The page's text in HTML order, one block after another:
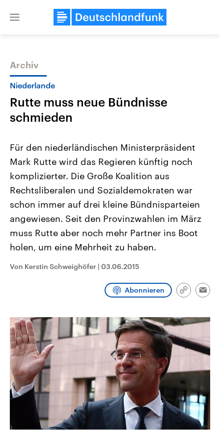
Close
Themen
Landtagswahl Sachsen-Anhalt
2026
Alle Informationen
Sachsen-Anhalt wählt am 6.
September 2026 einen neuen
Landtag. Seit 2021 wird das
Bundesland von einer Koalition aus
CDU, SPD und FDP regiert.-
Umfragen, Prognosen,
Wahlprogramme, aktuelle Berichte
und Hintergründe zu den Parteien
Wahl.
USA
Aktuelle Beiträge,
Hintergründe
Wirtschaftlich und
gehören die Vereinigten
den mächtigsten Ländern
mit großem Einfluss auf
Sendungen Programm Podcasts
Archiv
Niederlande
Rutte muss neue Bündnisse
schmieden
Für den niederländischen Ministerpräsident
Mark Rutte wird das Regieren künftig noch
komplizierter. Die Große Koalition aus
Rechtsliberalen und Sozialdemokraten war
schon immer auf drei kleine Bündnisparteien
angewiesen. Seit den Provinzwahlen im März
muss Rutte aber noch mehr Partner ins Boot
holen, um eine Mehrheit zu haben.
Von Kerstin Schweighöfer | 03.06.2015
Abonnieren
Link